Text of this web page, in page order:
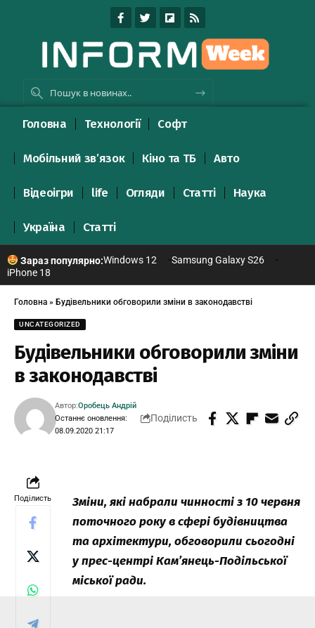
Головна Технології Софт
Мобільний зв’язок Кіно та ТБ Авто
Відеоігри life Огляди Статті Наука
Україна Статті
Зараз популярно:Windows 12
Samsung Galaxy S26
iPhone 18
Головна » Будівельники обговорили зміни в законодавстві
UNCATEGORIZED
Будівельники обговорили зміни
в законодавстві
Останнє оновлення:
08.09.2020 21:17
Автор:Оробець Андрій
Поділисть
Поділисть
Зміни, які набрали чинності з 10 червня
поточного року в сфері будівництва
та архітектури, обговорили сьогодні
у прес-центрі Кам’янець-Подільської
міської ради.